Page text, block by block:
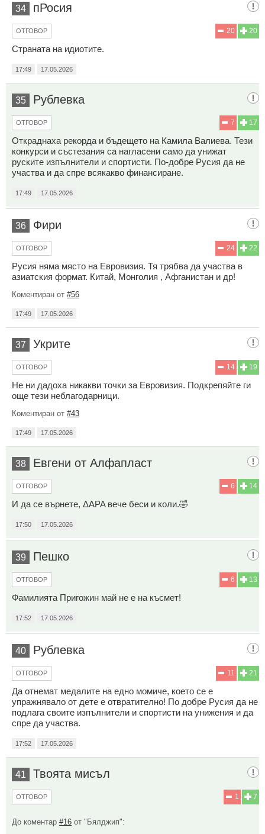
34 пРосия
20
20
ОТГОВОР
Страната на идиотите.
17:49 17.05.2026
35 Рублевка
17
7
ОТГОВОР
Откраднаха рекорда и бъдещето на Камила Валиева. Тези
конкурси и състезания са нагласени само да унижат
руските изпълнители и спортисти. По-добре Русия да не
участва и да спре всякакво финансиране.
17:49 17.05.2026
36 Фири
22
24
ОТГОВОР
Русия няма място на Евровизия. Тя трябва да участва в
азиатския формат. Китай, Монголия , Афганистан и др!
Коментиран от #56
17:49 17.05.2026
37 Укрите
19
14
ОТГОВОР
Не ни дадоха никакви точки за Евровизия. Подкрепяйте ги
още тези неблагодарници.
Коментиран от #43
17:49 17.05.2026
38 Евгени от Алфапласт
14
6
ОТГОВОР
И да се върнете, ΔΑΡΑ вече беси и коли.🤣
17:50 17.05.2026
39 Пешко
13
6
ОТГОВОР
Фамилията Пригожин май не е на късмет!
17:52 17.05.2026
40 Рублевка
21
11
ОТГОВОР
Да отнемат медалите на едно момиче, което се е
упражнявало от дете е отвратително! По добре Русия да не
подлага своите изпълнители и спортисти на унижения и да
спре да участва.
17:52 17.05.2026
41 Твоята мисъл
7
1
ОТГОВОР
До коментар #16 от "Бялджип":